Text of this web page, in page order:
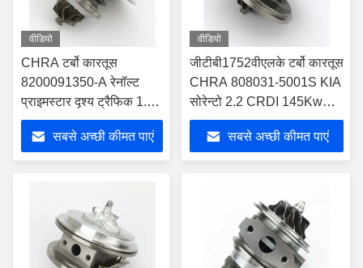
वीडियो
CHRA टर्बो कारतूस
8200091350-A रेनॉल्ट
प्राइमस्टार दृश्य ट्रैफिक 1.9
dCi 75Kw 7701472228
के लिए सबसे अच्छी कीमत पाएं
वीडियो
जीटीबी1752वीएलके टर्बो कारतूस
CHRA 808031-5001S KIA
सोरेन्टो 2.2 CRDI 145Kw
D4HB के लिए
सबसे अच्छी कीमत पाएं